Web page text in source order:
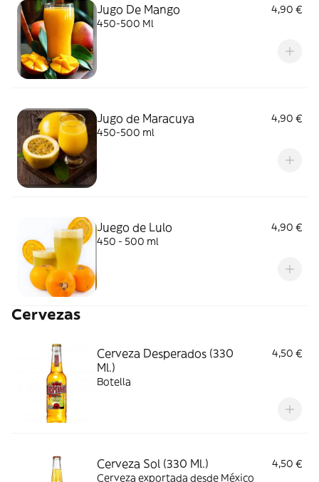
Jugo De Mango
4,90 €
450-500 Ml
Jugo de Maracuya
4,90 €
450-500 ml
Juego de Lulo
4,90 €
450 - 500 ml
Cervezas
Cerveza Desperados (330
Ml.)
4,50 €
Botella
Cerveza Sol (330 Ml.)
4,50 €
Cerveza exportada desde México